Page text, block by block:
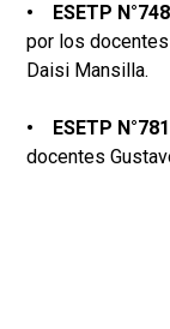
• ESETP N°748
por los
Daisi Mansilla.
• ESETP N°781
docentes